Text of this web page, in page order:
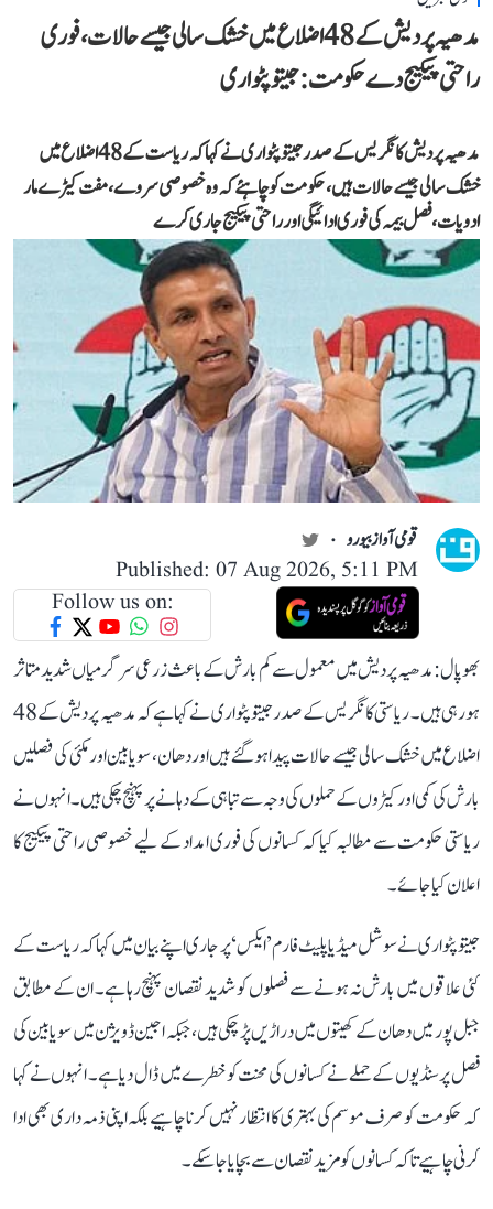
مدھیہ پردیش کے 48 اضلاع میں خشک سالی جیسے حالات، فوری
راحتی پیکیج دے حکومت: جیتو پٹواری
مدھیہ پردیش کانگریس کے صدر جیتو پٹواری نے کہا کہ ریاست کے 48 اضلاع میں
خشک سالی جیسے حالات ہیں، حکومت کو چاہئے کہ وہ خصوصی سروے، مفت کیڑے مار
ادویات، فصل بیمہ کی فوری ادائیگی اور راحتی پیکیج جاری کرے
قومی آواز بیورو
Published: 07 Aug 2026, 5:11 PM
Follow us on:
بھوپال: مدھیہ پردیش میں معمول سے کم بارش کے باعث زرعی سرگرمیاں شدید متاثر
ہو رہی ہیں۔ ریاستی کانگریس کے صدر جیتو پٹواری نے کہا ہے کہ مدھیہ پردیش کے 48
اضلاع میں خشک سالی جیسے حالات پیدا ہو گئے ہیں اور دھان، سویابین اور مکئی کی فصلیں
بارش کی کمی اور کیڑوں کے حملوں کی وجہ سے تباہی کے دہانے پر پہنچ چکی ہیں۔ انہوں نے
ریاستی حکومت سے مطالبہ کیا کہ کسانوں کی فوری امداد کے لیے خصوصی راحتی پیکیج کا
اعلان کیا جائے۔
جیتو پٹواری نے سوشل میڈیا پلیٹ فارم ’ایکس‘ پر جاری اپنے بیان میں کہا کہ ریاست کے
کئی علاقوں میں بارش نہ ہونے سے فصلوں کو شدید نقصان پہنچ رہا ہے۔ ان کے مطابق
جبل پور میں دھان کے کھیتوں میں دراڑیں پڑ چکی ہیں، جبکہ اجین ڈویژن میں سویابین کی
فصل پر سنڈیوں کے حملے نے کسانوں کی محنت کو خطرے میں ڈال دیا ہے۔ انہوں نے کہا
کہ حکومت کو صرف موسم کی بہتری کا انتظار نہیں کرنا چاہیے بلکہ اپنی ذمہ داری بھی ادا
کرنی چاہیے تاکہ کسانوں کو مزید نقصان سے بچایا جا سکے۔